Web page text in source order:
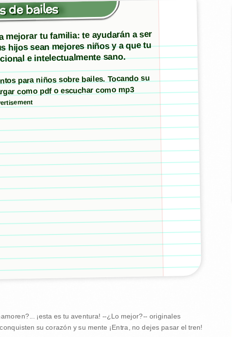
de bailes
mejorar tu familia: te ayudarán a ser
hijos sean mejores niños y a que tu
e intelectualmente sano.
para niños sobre bailes. Tocando su
como pdf o escuchar como mp3
¡esta es tu aventura! --¿Lo mejor?-- originales
su corazón y su mente ¡Entra, no dejes pasar el tren!